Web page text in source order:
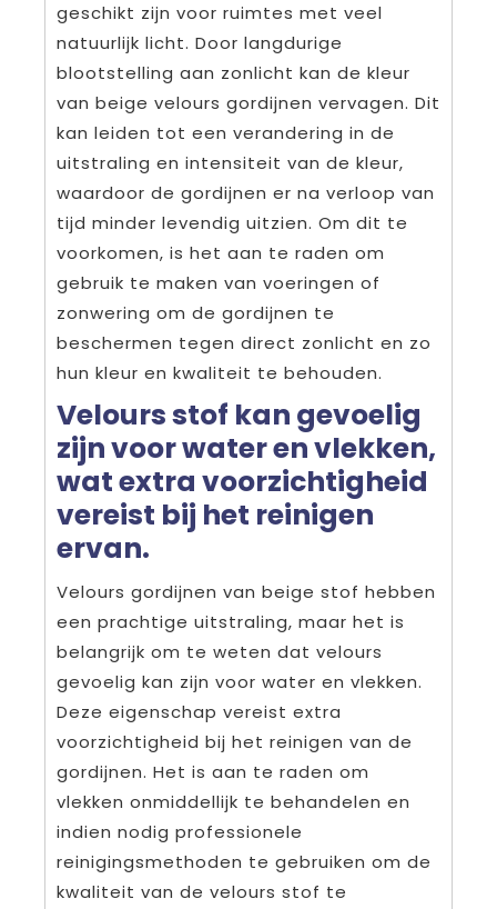
geschikt zijn voor ruimtes met veel
natuurlijk licht. Door langdurige
blootstelling aan zonlicht kan de kleur
van beige velours gordijnen vervagen. Dit
kan leiden tot een verandering in de
uitstraling en intensiteit van de kleur,
waardoor de gordijnen er na verloop van
tijd minder levendig uitzien. Om dit te
voorkomen, is het aan te raden om
gebruik te maken van voeringen of
zonwering om de gordijnen te
beschermen tegen direct zonlicht en zo
hun kleur en kwaliteit te behouden.
Velours stof kan gevoelig
zijn voor water en vlekken,
wat extra voorzichtigheid
vereist bij het reinigen
ervan.
Velours gordijnen van beige stof hebben
een prachtige uitstraling, maar het is
belangrijk om te weten dat velours
gevoelig kan zijn voor water en vlekken.
Deze eigenschap vereist extra
voorzichtigheid bij het reinigen van de
gordijnen. Het is aan te raden om
vlekken onmiddellijk te behandelen en
indien nodig professionele
reinigingsmethoden te gebruiken om de
kwaliteit van de velours stof te